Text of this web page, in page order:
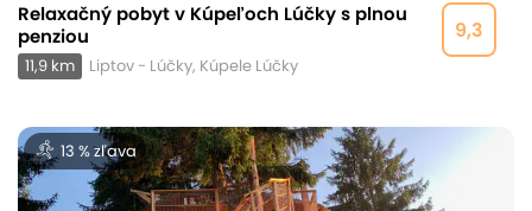
9,3
Relaxačný pobyt v Kúpeľoch Lúčky s plnou
penziou
11,9 km Liptov - Lúčky, Kúpele Lúčky
13 % zľava